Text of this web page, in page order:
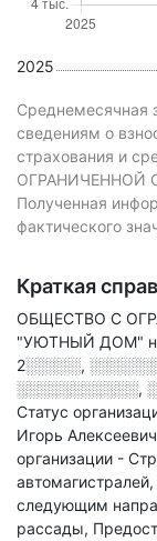
2025
Среднемесячная
сведениям о
страхования и
ОГРАНИЧЕННОЙ
Полученная
фактического
Краткая
ОБЩЕСТВО С
"УЮТНЫЙ ДОМ"
2░░░░░,
░░░░░░░░░░░,
Статус
Игорь
организации -
автомагистралей
следующим
рассады,